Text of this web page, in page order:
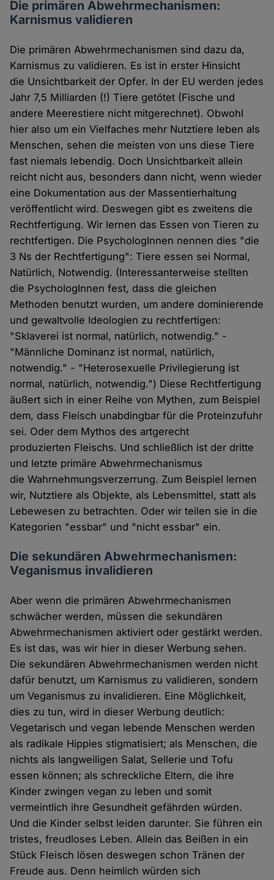
Die primären Abwehrmechanismen:
Karnismus validieren
Die primären Abwehrmechanismen sind dazu da,
Karnismus zu validieren. Es ist in erster Hinsicht
die Unsichtbarkeit der Opfer. In der EU werden jedes
Jahr 7,5 Milliarden (!) Tiere getötet (Fische und
andere Meerestiere nicht mitgerechnet). Obwohl
hier also um ein Vielfaches mehr Nutztiere leben als
Menschen, sehen die meisten von uns diese Tiere
fast niemals lebendig. Doch Unsichtbarkeit allein
reicht nicht aus, besonders dann nicht, wenn wieder
eine Dokumentation aus der Massentierhaltung
veröffentlicht wird. Deswegen gibt es zweitens die
Rechtfertigung. Wir lernen das Essen von Tieren zu
rechtfertigen. Die PsychologInnen nennen dies "die
3 Ns der Rechtfertigung": Tiere essen sei Normal,
Natürlich, Notwendig. (Interessanterweise stellten
die PsychologInnen fest, dass die gleichen
Methoden benutzt wurden, um andere dominierende
und gewaltvolle Ideologien zu rechtfertigen:
"Sklaverei ist normal, natürlich, notwendig." -
"Männliche Dominanz ist normal, natürlich,
notwendig." - "Heterosexuelle Privilegierung ist
normal, natürlich, notwendig.") Diese Rechtfertigung
äußert sich in einer Reihe von Mythen, zum Beispiel
dem, dass Fleisch unabdingbar für die Proteinzufuhr
sei. Oder dem Mythos des artgerecht
produzierten Fleischs. Und schließlich ist der dritte
und letzte primäre Abwehrmechanismus
die Wahrnehmungsverzerrung. Zum Beispiel lernen
wir, Nutztiere als Objekte, als Lebensmittel, statt als
Lebewesen zu betrachten. Oder wir teilen sie in die
Kategorien "essbar" und "nicht essbar" ein.
Die sekundären Abwehrmechanismen:
Veganismus invalidieren
Aber wenn die primären Abwehrmechanismen
schwächer werden, müssen die sekundären
Abwehrmechanismen aktiviert oder gestärkt werden.
Es ist das, was wir hier in dieser Werbung sehen.
Die sekundären Abwehrmechanismen werden nicht
dafür benutzt, um Karnismus zu validieren, sondern
um Veganismus zu invalidieren. Eine Möglichkeit,
dies zu tun, wird in dieser Werbung deutlich:
Vegetarisch und vegan lebende Menschen werden
als radikale Hippies stigmatisiert; als Menschen, die
nichts als langweiligen Salat, Sellerie und Tofu
essen können; als schreckliche Eltern, die ihre
Kinder zwingen vegan zu leben und somit
vermeintlich ihre Gesundheit gefährden würden.
Und die Kinder selbst leiden darunter. Sie führen ein
tristes, freudloses Leben. Allein das Beißen in ein
Stück Fleisch lösen deswegen schon Tränen der
Freude aus. Denn heimlich würden sich